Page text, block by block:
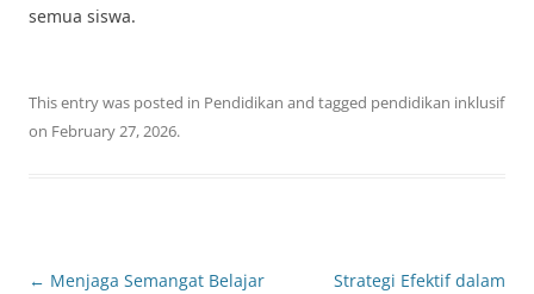
semua siswa.
This entry was posted in Pendidikan and tagged pendidikan inklusif
on February 27, 2026.
Post
← Menjaga Semangat Belajar Strategi Efektif dalam